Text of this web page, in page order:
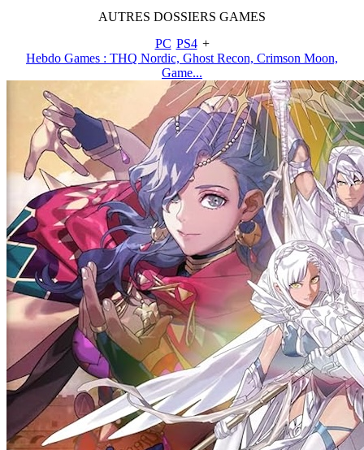
AUTRES DOSSIERS GAMES
PC PS4 +
Hebdo Games : THQ Nordic, Ghost Recon, Crimson Moon,
Game...